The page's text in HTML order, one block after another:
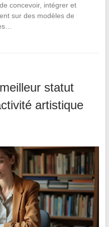
concevoir, intégrer et
sur des modèles de
statut
artistique